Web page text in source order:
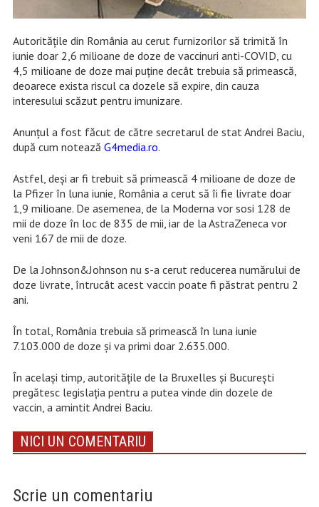
Autoritățile din România au cerut furnizorilor să trimită în
iunie doar 2,6 milioane de doze de vaccinuri anti-COVID, cu
4,5 milioane de doze mai puține decât trebuia să primească,
deoarece exista riscul ca dozele să expire, din cauza
interesului scăzut pentru imunizare.
Anunțul a fost făcut de către secretarul de stat Andrei Baciu,
după cum notează G4media.ro.
Astfel, deși ar fi trebuit să primească 4 milioane de doze de
la Pfizer în luna iunie, România a cerut să îi fie livrate doar
1,9 milioane. De asemenea, de la Moderna vor sosi 128 de
mii de doze în loc de 835 de mii, iar de la AstraZeneca vor
veni 167 de mii de doze.
De la Johnson&Johnson nu s-a cerut reducerea numărului de
doze livrate, întrucât acest vaccin poate fi păstrat pentru 2
ani.
În total, România trebuia să primească în luna iunie
7.103.000 de doze și va primi doar 2.635.000.
În același timp, autoritățile de la Bruxelles și București
pregătesc legislația pentru a putea vinde din dozele de
vaccin, a amintit Andrei Baciu.
NICI UN COMENTARIU
Scrie un comentariu